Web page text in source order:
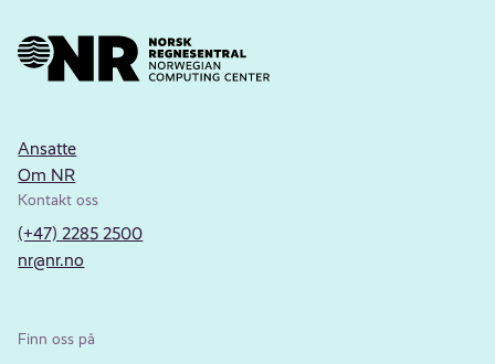
Ansatte
Om NR
Kontakt oss
(+47) 2285 2500
nr@nr.no
Finn oss på